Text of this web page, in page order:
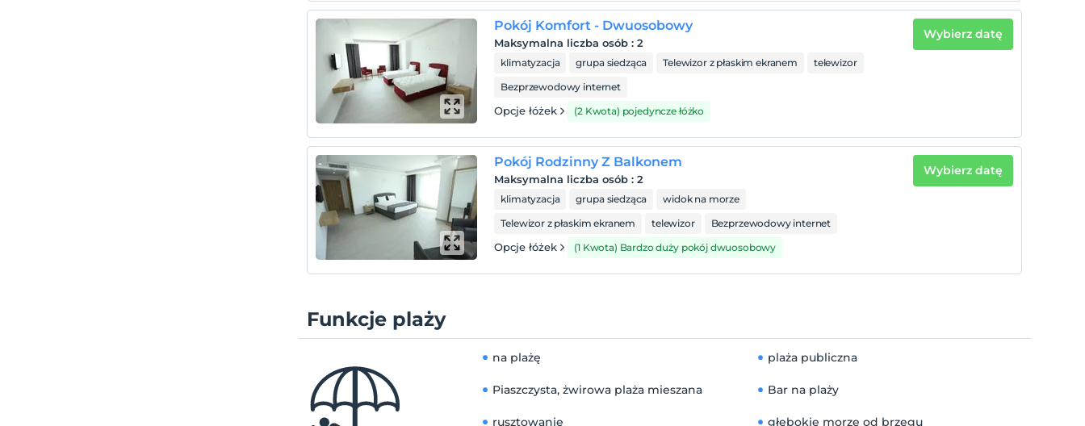
Pokój Komfort - Dwuosobowy
Maksymalna liczba osób :2
klimatyzacja grupa siedząca Telewizor z płaskim ekranem
telewizor
Bezprzewodowy internet
Opcje łóżek (2 Kwota) pojedyncze łóżko
Wybierz datę
Pokój Rodzinny Z Balkonem
Maksymalna liczba osób :2
klimatyzacja grupa siedząca
widok na morze
Telewizor z płaskim ekranem
telewizor Bezprzewodowy internet
Opcje łóżek (1 Kwota) Bardzo duży pokój dwuosobowy
Wybierz datę
Funkcje plaży
na plażę plaża publiczna
Piaszczysta, żwirowa plaża mieszana Bar na plaży
rusztowanie głębokie morze od brzegu